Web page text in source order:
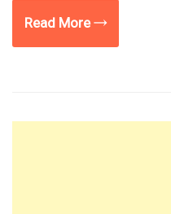
Read More →